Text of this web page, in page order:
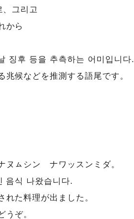
그리고
から
징후 등을 추측하는 어미입니다.
候などを推測する語尾です。
ㇺシン ナワッスンミダ。
식 나왔습니다.
た料理が出ました。
ぞ。